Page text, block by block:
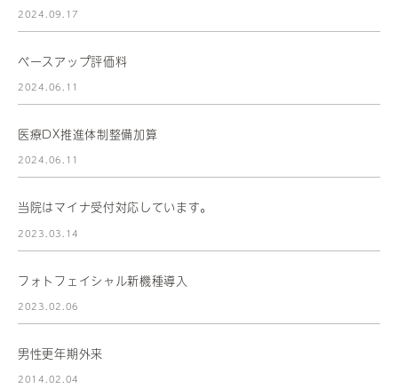
2024.09.17
ベースアップ評価料
2024.06.11
医療DX推進体制整備加算
2024.06.11
当院はマイナ受付対応しています。
2023.03.14
フォトフェイシャル新機種導入
2023.02.06
男性更年期外来
2014.02.04